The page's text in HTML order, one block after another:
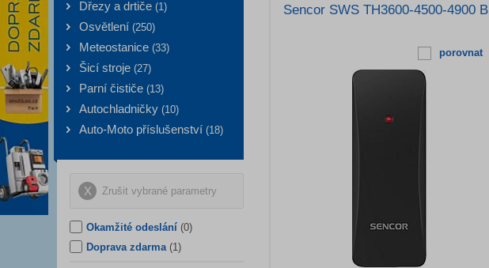
Sencor SWS TH3600-4500-4900 B
porovnat
Dřezy a drtiče (1)
Osvětlení (250)
Meteostanice (33)
Šicí stroje (27)
Parní čističe (13)
Autochladničky (10)
Auto-Moto příslušenství (18)
Zrušit vybrané parametry
Okamžité odeslání (0)
Doprava zdarma (1)